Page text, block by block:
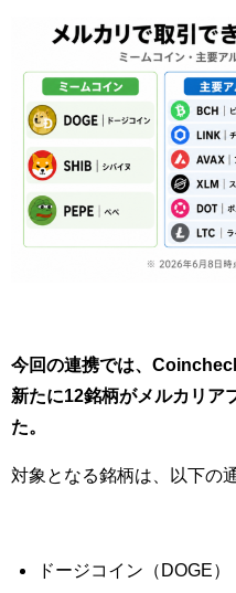
今回の連携では、
新たに12銘柄がメルカリア
た。
対象となる銘柄は、以下の
ドージコイン（DOGE）